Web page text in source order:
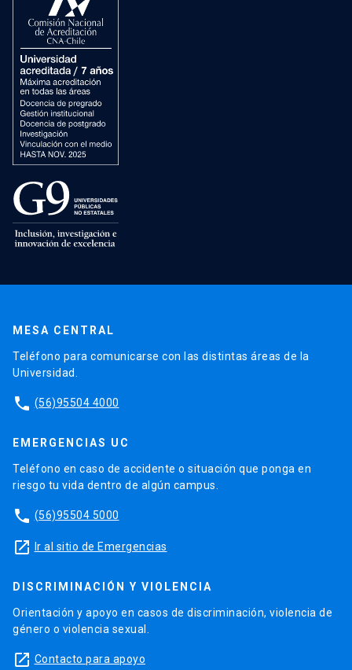
MESA CENTRAL
Teléfono para comunicarse con las distintas áreas de la
Universidad.
phone (56)95504 4000
EMERGENCIAS UC
Teléfono en caso de accidente o situación que ponga en
riesgo tu vida dentro de algún campus.
phone (56)95504 5000
launch Ir al sitio de Emergencias
DISCRIMINACIÓN Y VIOLENCIA
Orientación y apoyo en casos de discriminación, violencia de
género o violencia sexual.
launch Contacto para apoyo